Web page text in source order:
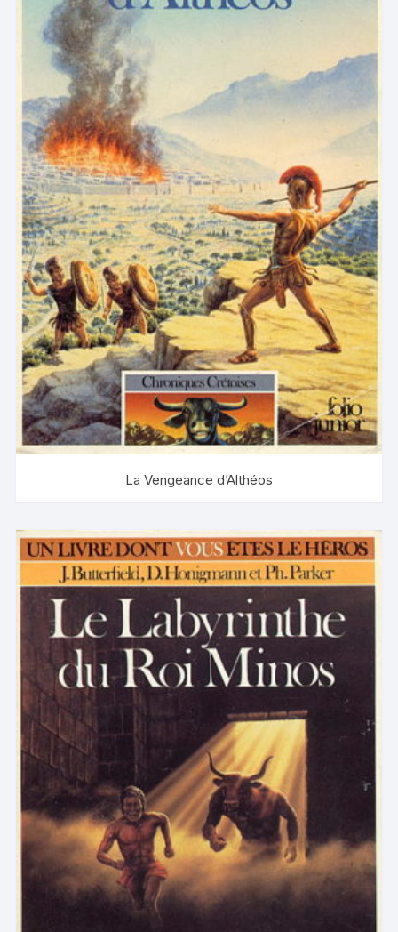
La Vengeance d’Althéos